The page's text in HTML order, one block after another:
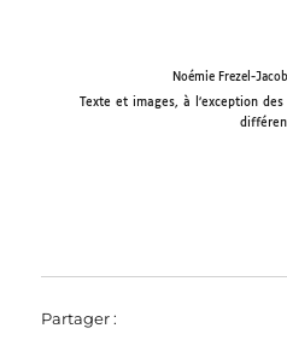
Noémie Frezel-
Texte et images, à l’exception
Partager :